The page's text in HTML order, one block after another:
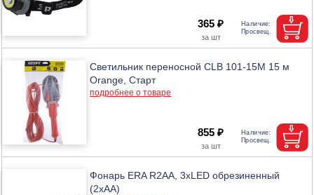
365 ₽
Светильник переносной CLB 101-15M 15 м
Orange, Старт
подробнее о товаре
855 ₽
Фонарь ERA R2AA, 3хLED обрезиненный
(2хАА)